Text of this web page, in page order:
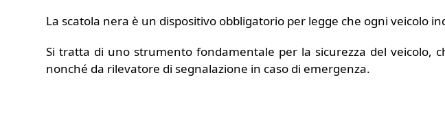
La scatola nera è un dispositivo obbligatorio per legge che ogni veicolo
Si tratta di uno strumento fondamentale per la sicurezza del veicolo,
nonché da rilevatore di segnalazione in caso di emergenza.